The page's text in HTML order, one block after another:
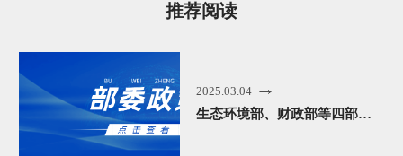
推荐阅读
2025.03.04
生态环境部、财政部等四部门发布针对企业温室气体信息披露的意见！